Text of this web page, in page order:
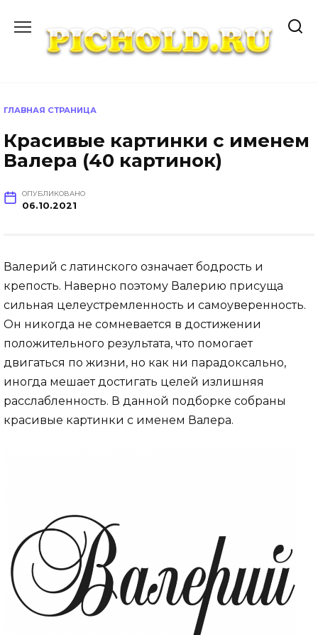
содержанию
ГЛАВНАЯ СТРАНИЦА
Красивые картинки с именем
Валера (40 картинок)
ОПУБЛИКОВАНО
06.10.2021
Валерий с латинского означает бодрость и
крепость. Наверно поэтому Валерию присуща
сильная целеустремленность и самоуверенность.
Он никогда не сомневается в достижении
положительного результата, что помогает
двигаться по жизни, но как ни парадоксально,
иногда мешает достигать целей излишняя
расслабленность. В данной подборке собраны
красивые картинки с именем Валера.